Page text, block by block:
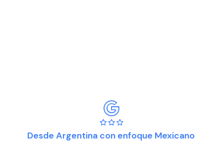
Desde Argentina con enfoque Mexicano